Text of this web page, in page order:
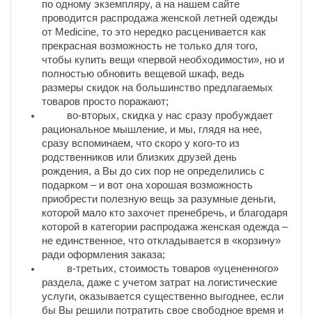
по одному экземпляру, а на нашем сайте
проводится распродажа женской летней одежды
от Medicine, то это нередко расценивается как
прекрасная возможность не только для того,
чтобы купить вещи «первой необходимости», но и
полностью обновить вещевой шкаф, ведь
размеры скидок на большинство предлагаемых
товаров просто поражают;
во-вторых, скидка у нас сразу пробуждает
рациональное мышление, и мы, глядя на нее,
сразу вспоминаем, что скоро у кого-то из
родственников или близких друзей день
рождения, а Вы до сих пор не определились с
подарком – и вот она хорошая возможность
приобрести полезную вещь за разумные деньги,
которой мало кто захочет пренебречь, и благодаря
которой в категории распродажа женская одежда –
не единственное, что откладывается в «корзину»
ради оформления заказа;
в-третьих, стоимость товаров «уцененного»
раздела, даже с учетом затрат на логистические
услуги, оказывается существенно выгоднее, если
бы Вы решили потратить свое свободное время и